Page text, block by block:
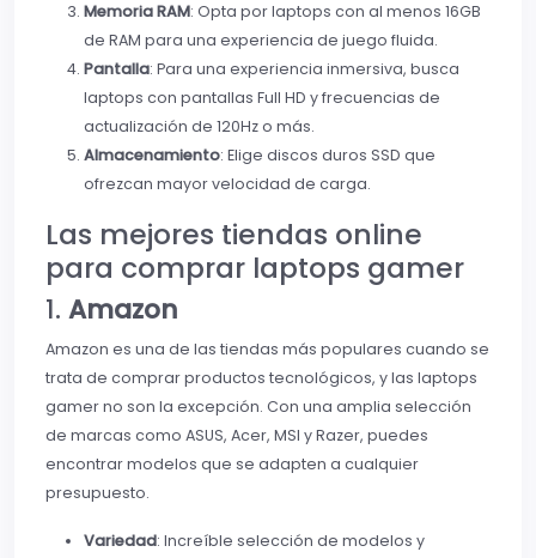
Memoria RAM: Opta por laptops con al menos 16GB
de RAM para una experiencia de juego fluida.
Pantalla: Para una experiencia inmersiva, busca
laptops con pantallas Full HD y frecuencias de
actualización de 120Hz o más.
Almacenamiento: Elige discos duros SSD que
ofrezcan mayor velocidad de carga.
Las mejores tiendas online
para comprar laptops gamer
1. Amazon
Amazon es una de las tiendas más populares cuando se
trata de comprar productos tecnológicos, y las laptops
gamer no son la excepción. Con una amplia selección
de marcas como ASUS, Acer, MSI y Razer, puedes
encontrar modelos que se adapten a cualquier
presupuesto.
Variedad: Increíble selección de modelos y